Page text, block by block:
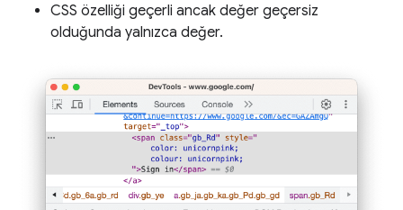
CSS özelliği geçerli ancak değer geçersiz
olduğunda yalnızca değer.